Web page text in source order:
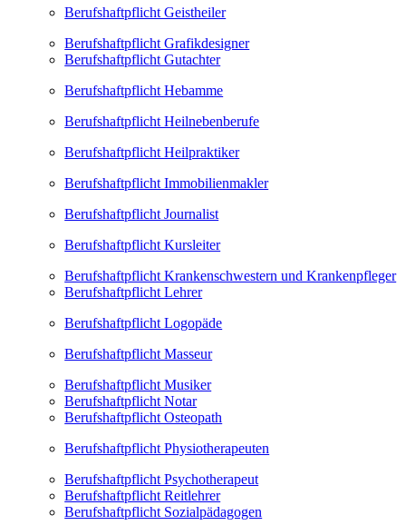
Berufshaftpflicht Geistheiler
Berufshaftpflicht Grafikdesigner
Berufshaftpflicht Gutachter
Berufshaftpflicht Hebamme
Berufshaftpflicht Heilnebenberufe
Berufshaftpflicht Heilpraktiker
Berufshaftpflicht Immobilienmakler
Berufshaftpflicht Journalist
Berufshaftpflicht Kursleiter
Berufshaftpflicht Krankenschwestern und Krankenpfleger
Berufshaftpflicht Lehrer
Berufshaftpflicht Logopäde
Berufshaftpflicht Masseur
Berufshaftpflicht Musiker
Berufshaftpflicht Notar
Berufshaftpflicht Osteopath
Berufshaftpflicht Physiotherapeuten
Berufshaftpflicht Psychotherapeut
Berufshaftpflicht Reitlehrer
Berufshaftpflicht Sozialpädagogen